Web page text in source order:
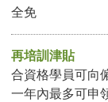
全免
再培訓津貼
合資格學員可向
一年內最多可申